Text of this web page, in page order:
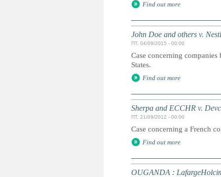
Find out more
John Doe and others v.
ПТ, 04/09/2015 - 00:00
Case concerning
States.
Find out more
Sherpa and ECCHR v.
ПТ, 21/09/2012 - 00:00
Case concerning a French
Find out more
OUGANDA :